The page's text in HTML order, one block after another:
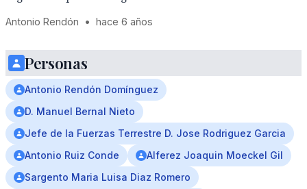
Antonio Rendón • hace 6 años
Personas
Antonio Rendón Domínguez
D. Manuel Bernal Nieto
Jefe de la Fuerzas Terrestre D. Jose Rodriguez Garcia
Antonio Ruiz Conde
Alferez Joaquin Moeckel Gil
Sargento Maria Luisa Diaz Romero